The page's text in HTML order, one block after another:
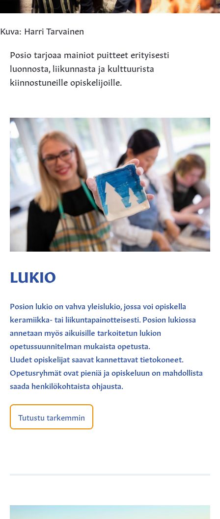
Kuva: Harri Tarvainen
Posio tarjoaa mainiot puitteet erityisesti
luonnosta, liikunnasta ja kulttuurista
kiinnostuneille opiskelijoille.
LUKIO
Posion lukio on vahva yleislukio, jossa voi opiskella
keramiikka- tai liikuntapainotteisesti. Posion lukiossa
annetaan myös aikuisille tarkoitetun lukion
opetussuunnitelman mukaista opetusta.
Uudet opiskelijat saavat kannettavat tietokoneet.
Opetusryhmät ovat pieniä ja opiskeluun on mahdollista
saada henkilökohtaista ohjausta.
Tutustu tarkemmin